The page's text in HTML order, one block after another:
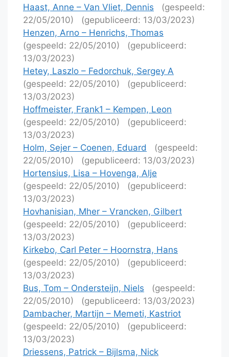
Haast, Anne – Van Vliet, Dennis
(gespeeld:
22/05/2010)
(gepubliceerd: 13/03/2023)
Henzen, Arno – Henrichs, Thomas
(gespeeld: 22/05/2010)
(gepubliceerd:
13/03/2023)
Hetey, Laszlo – Fedorchuk, Sergey A
(gespeeld: 22/05/2010)
(gepubliceerd:
13/03/2023)
Hoffmeister, Frank1 – Kempen, Leon
(gespeeld: 22/05/2010)
(gepubliceerd:
13/03/2023)
Holm, Sejer – Coenen, Eduard
(gespeeld:
22/05/2010)
(gepubliceerd: 13/03/2023)
Hortensius, Lisa – Hovenga, Alje
(gespeeld: 22/05/2010)
(gepubliceerd:
13/03/2023)
Hovhanisian, Mher – Vrancken, Gilbert
(gespeeld: 22/05/2010)
(gepubliceerd:
13/03/2023)
Kirkebo, Carl Peter – Hoornstra, Hans
(gespeeld: 22/05/2010)
(gepubliceerd:
13/03/2023)
Bus, Tom – Ondersteijn, Niels
(gespeeld:
22/05/2010)
(gepubliceerd: 13/03/2023)
Dambacher, Martijn – Memeti, Kastriot
(gespeeld: 22/05/2010)
(gepubliceerd:
13/03/2023)
Driessens, Patrick – Bijlsma, Nick